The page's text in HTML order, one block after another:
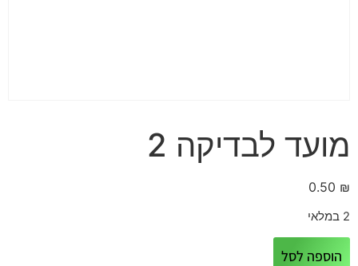
מועד לבדיקה 2
0.50 ₪
2 במלאי
הוספה לסל